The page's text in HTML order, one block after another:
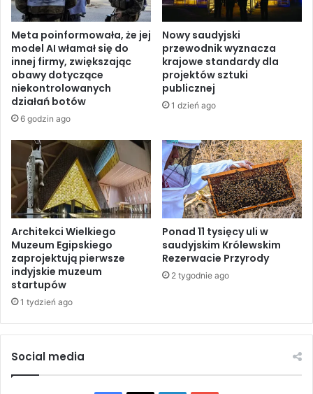
ó
ł
n
o
c
e
j
a
y
z
m
i
e
s
z
k
a
ń
ó
,
s
t
p
n
i
u
e
r
a
w
e
w
s
c
h
d
i
ą
Meta poinformowała, że jej
model AI włamał się do
innej firmy, zwiększając
obawy dotyczące
niekontrolowanych
działań botów
6 godzin ago
Nowy saudyjski
przewodnik wyznacza
krajowe standardy dla
projektów sztuki
publicznej
1 dzień ago
Architekci Wielkiego
Muzeum Egipskiego
zaprojektują pierwsze
indyjskie muzeum
startupów
1 tydzień ago
Ponad 11 tysięcy uli w
saudyjskim Królewskim
Rezerwacie Przyrody
2 tygodnie ago
Social media